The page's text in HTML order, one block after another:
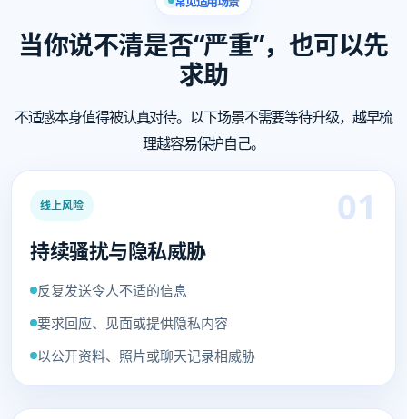
当你说不清是否“严重”，也可以先
求助
不适感本身值得被认真对待。以下场景不需要等待升级，越早梳
理越容易保护自己。
线上风险 01
持续骚扰与隐私威胁
反复发送令人不适的信息
要求回应、见面或提供隐私内容
以公开资料、照片或聊天记录相威胁